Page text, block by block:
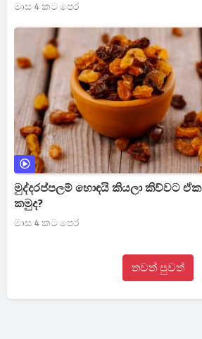
මාස 4 කට පෙර
මුද්දරප්පලම් හොඳයි කියලා කිව්වට
කමුද?
මාස 4 කට පෙර
තවත් පුවත්